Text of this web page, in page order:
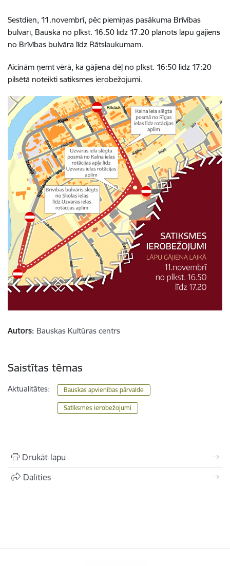
Sestdien, 11.novembrī, pēc piemiņas pasākuma Brīvības
bulvārī, Bauskā no plkst. 16.50 līdz 17.20 plānots lāpu gājiens
no Brīvības bulvāra līdz Rātslaukumam.
Aicinām ņemt vērā, ka gājiena dēļ no plkst. 16:50 līdz 17:20
pilsētā noteikti satiksmes ierobežojumi.
Autors: Bauskas Kultūras centrs
Saistītas tēmas
Aktualitātes: Bauskas apvienības pārvalde
Satiksmes ierobežojumi
Drukāt lapu
Dalīties